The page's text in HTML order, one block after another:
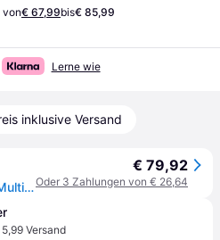
von€ 67,99bis€ 85,99
Lerne wie
inklusive Versand
HP Universeller USB-C-Multiport-Hub, Kabelgebunden, USB 3.2 Gen 2 (3.1 Gen 2) Type-C, 10,100,1000 Mbit/s, Schwarz, Black, 4K Ultra HD
€ 79,92
Oder 3 Zahlungen von € 26,64
Versand